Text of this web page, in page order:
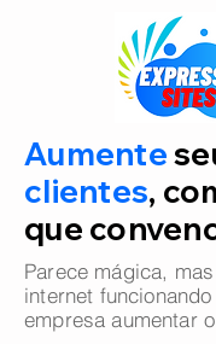
Aumente
clientes,
que
Parece mágica,
internet
empresa aumentar